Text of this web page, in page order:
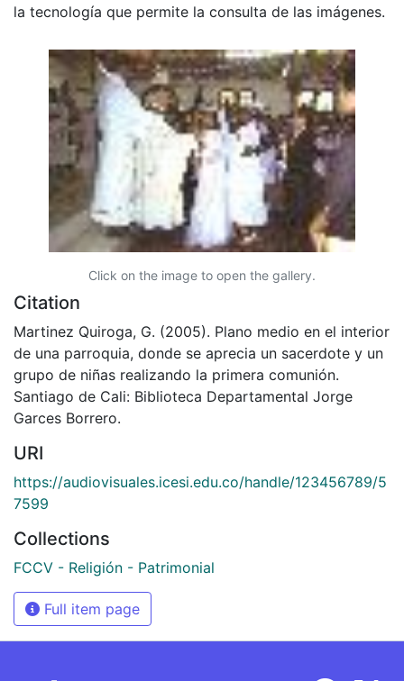
la tecnología que permite la consulta de las imágenes.
Click on the image to open the gallery.
Citation
Martinez Quiroga, G. (2005). Plano medio en el interior
de una parroquia, donde se aprecia un sacerdote y un
grupo de niñas realizando la primera comunión.
Santiago de Cali: Biblioteca Departamental Jorge
Garces Borrero.
URI
https://audiovisuales.icesi.edu.co/handle/123456789/5
7599
Collections
FCCV - Religión - Patrimonial
Full item page